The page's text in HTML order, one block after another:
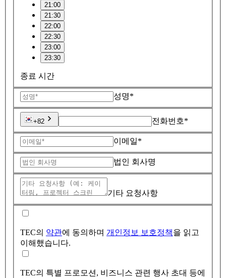
21:00
21:30
22:00
22:30
23:00
23:30
종료 시간
성명*
+82 전화번호*
이메일*
법인 회사명
기타 요청사항
TEC의 약관에 동의하며 개인정보 보호정책을 읽고
이해했습니다.
TEC의 특별 프로모션, 비즈니스 관련 행사 초대 등에